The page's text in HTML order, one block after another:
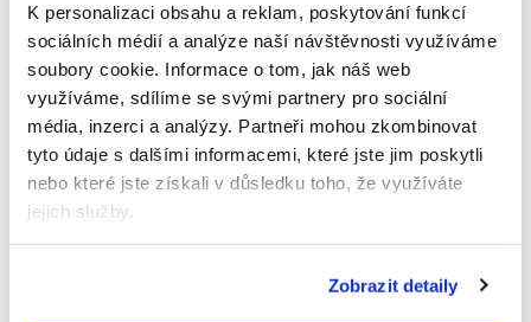
K personalizaci obsahu a reklam, poskytování funkcí
sociálních médií a analýze naší návštěvnosti využíváme
soubory cookie. Informace o tom, jak náš web
využíváme, sdílíme se svými partnery pro sociální
média, inzerci a analýzy. Partneři mohou zkombinovat
tyto údaje s dalšími informacemi, které jste jim poskytli
nebo které jste získali v důsledku toho, že využíváte
jejich služby.
Zobrazit detaily
pohromadě. Jistě vás potěší i individuální papírové
balení, které nahrazuje dříve využívaný plastový
obal. Tampony Eco by Naty se teďsnadněji
kompostují a jejich používání je ještě příjemnější.
Hygienické tampóny Eco by Naty nesoucertifikaci
udělenou mezinárodní nezávislou organizacíGOTS
(The Global Organic Textile Standard), která
Dále se tampóny pyšní certifikátemEcocert.